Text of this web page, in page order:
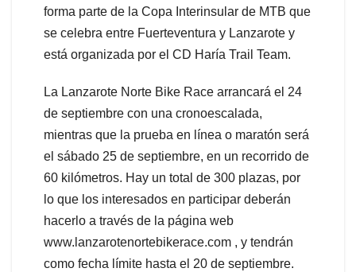
forma parte de la Copa Interinsular de MTB que
se celebra entre Fuerteventura y Lanzarote y
está organizada por el CD Haría Trail Team.
La Lanzarote Norte Bike Race arrancará el 24
de septiembre con una cronoescalada,
mientras que la prueba en línea o maratón será
el sábado 25 de septiembre, en un recorrido de
60 kilómetros. Hay un total de 300 plazas, por
lo que los interesados en participar deberán
hacerlo a través de la página web
www.lanzarotenortebikerace.com , y tendrán
como fecha límite hasta el 20 de septiembre.